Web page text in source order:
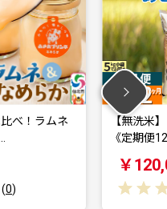
！ラムネ
)
【無洗米】
《定期便12
￥